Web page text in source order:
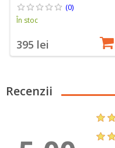
(0)
În stoc
395 lei
Recenzii